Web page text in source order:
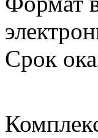
Срок